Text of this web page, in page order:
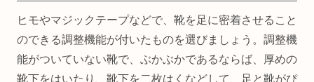
ヒモやマジックテープなどで、靴を足に密着させること
のできる調整機能が付いたものを選びましょう。調整機
能がついていない靴で、ぶかぶかであるならば、厚めの
靴下をはいたり、靴下を二枚はくなどして、足と靴がぴ